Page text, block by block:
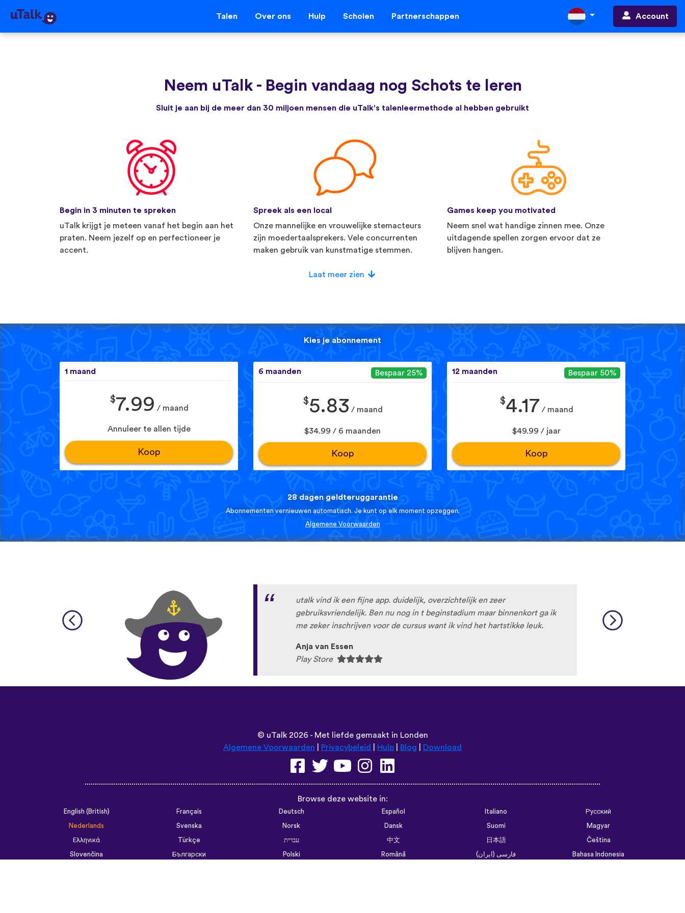
Talen Over ons Hulp Scholen Partnerschappen Account
Neem uTalk - Begin vandaag nog Schots te leren
Sluit je aan bij de meer dan 30 miljoen mensen die uTalk's talenleermethode al hebben gebruikt
Begin in 3 minuten te spreken
uTalk krijgt je meteen vanaf het begin aan het
praten. Neem jezelf op en perfectioneer je
accent.
Spreek als een local
Onze mannelijke en vrouwelijke stemacteurs
zijn moedertaalsprekers. Vele concurrenten
maken gebruik van kunstmatige stemmen.
Games keep you motivated
Neem snel wat handige zinnen mee. Onze
uitdagende spellen zorgen ervoor dat ze
blijven hangen.
Laat meer zien
Kies je abonnement
1 maand
$7.99 / maand
Annuleer te allen tijde
Koop
6 maanden Bespaar 25%
$5.83 / maand
$34.99 / 6 maanden
Koop
12 maanden Bespaar 50%
$4.17 / maand
$49.99 / jaar
Koop
28 dagen geldteruggarantie
Abonnementen vernieuwen automatisch. Je kunt op elk moment opzeggen.
Algemene Voorwaarden
utalk vind ik een fijne app. duidelijk, overzichtelijk en zeer
gebruiksvriendelijk. Ben nu nog in t beginstadium maar binnenkort ga ik
me zeker inschrijven voor de cursus want ik vind het hartstikke leuk.
Anja van Essen
Play Store
© uTalk2026 - Met liefde gemaakt in Londen
Algemene Voorwaarden
Privacybeleid Hulp Blog Download
Browse deze website in:
English (British) Français Deutsch Español Italiano
Русский
Nederlands
Svenska Norsk Dansk Suomi
Magyar
Ελληνικά
Türkçe עברית 中文 日本語
Čeština
Slovenčina
Български Polski Română فارسی (ایران)
Bahasa Indonesia